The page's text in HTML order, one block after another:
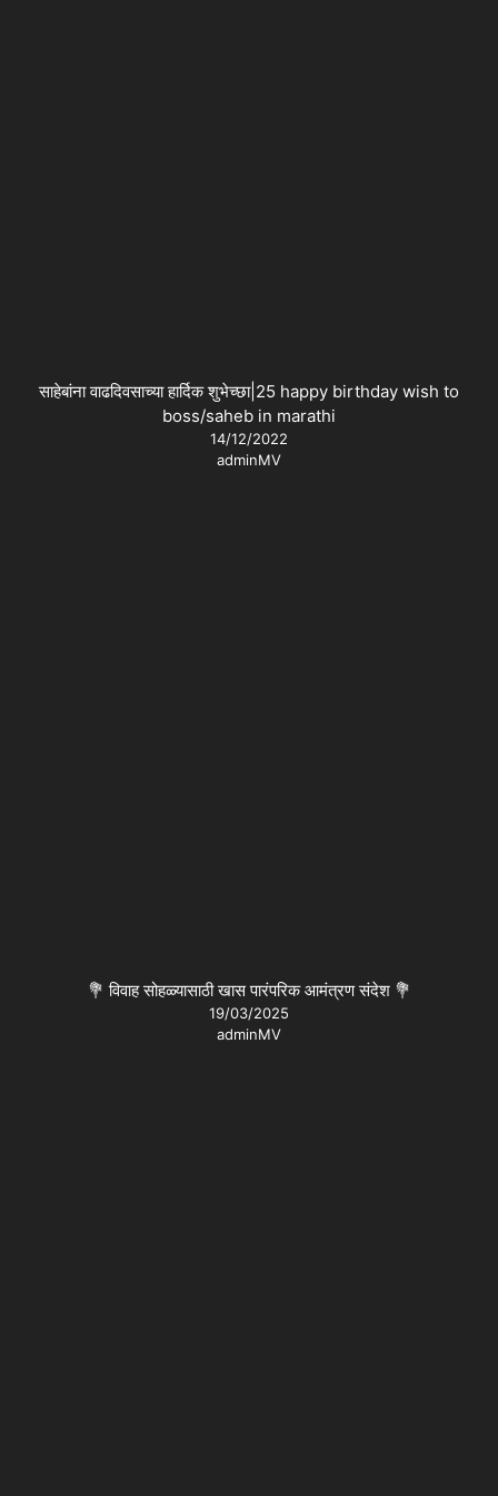
साहेबांना वाढदिवसाच्या हार्दिक शुभेच्छा|25 happy birthday wish to
boss/saheb in marathi
14/12/2022
adminMV
💐 विवाह सोहळ्यासाठी खास पारंपरिक आमंत्रण संदेश 💐
19/03/2025
adminMV